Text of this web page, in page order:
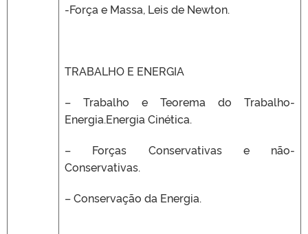
-Força e Massa, Leis de Newton.
TRABALHO E ENERGIA
– Trabalho e Teorema do Trabalho-
Energia.Energia Cinética.
– Forças Conservativas e não-
Conservativas.
– Conservação da Energia.